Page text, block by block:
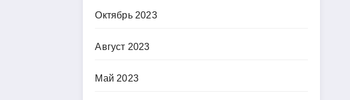
Октябрь 2023
Август 2023
Май 2023